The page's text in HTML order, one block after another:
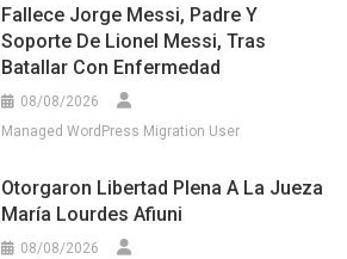
Fallece Jorge Messi, Padre Y
Soporte De Lionel Messi, Tras
Batallar Con Enfermedad
08/08/2026
Managed WordPress Migration User
Otorgaron Libertad Plena A La Jueza
María Lourdes Afiuni
08/08/2026